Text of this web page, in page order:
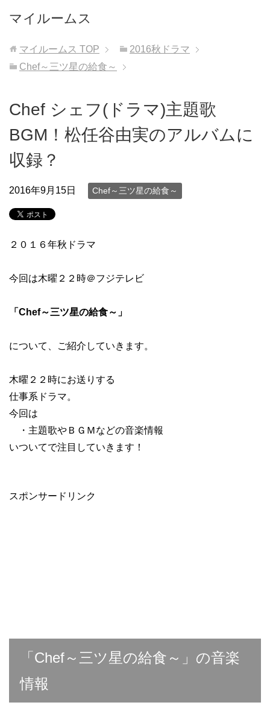
マイルームス
マイルームス TOP
2016秋ドラマ
Chef～三ツ星の給食～
Chef シェフ(ドラマ)主題歌
BGM！松任谷由実のアルバムに
収録？
2016年9月15日 Chef～三ツ星の給食～
２０１６年秋ドラマ
今回は木曜２２時＠フジテレビ
「Chef～三ツ星の給食～」
について、ご紹介していきます。
木曜２２時にお送りする
仕事系ドラマ。
今回は
・主題歌やＢＧＭなどの音楽情報
いついてで注目していきます！
スポンサードリンク
「Chef～三ツ星の給食～」の音楽
情報